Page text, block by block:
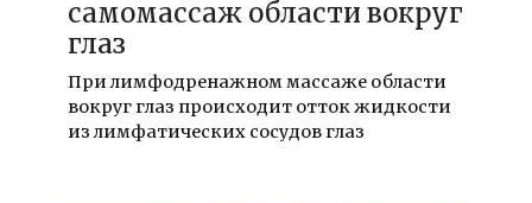
самомассаж области вокруг
глаз
При лимфодренажном массаже области
вокруг глаз происходит отток жидкости
из лимфатических сосудов глаз